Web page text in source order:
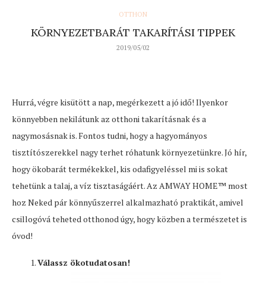
OTTHON
KÖRNYEZETBARÁT TAKARÍTÁSI TIPPEK
2019/05/02
Hurrá, végre kisütött a nap, megérkezett a jó idő! Ilyenkor
könnyebben nekilátunk az otthoni takarításnak és a
nagymosásnak is. Fontos tudni, hogy a hagyományos
tisztítószerekkel nagy terhet róhatunk környezetünkre. Jó hír,
hogy ökobarát termékekkel, kis odafigyeléssel mi is sokat
tehetünk a talaj, a víz tisztaságáért. Az AMWAY HOME™ most
hoz Neked pár könnyűszerrel alkalmazható praktikát, amivel
csillogóvá teheted otthonod úgy, hogy közben a természetet is
óvod!
Válassz ökotudatosan!